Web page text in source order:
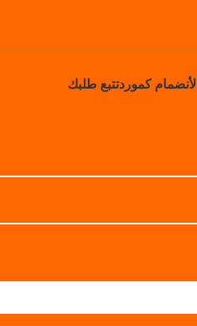
الأنضمام كموردتتبع طلبك